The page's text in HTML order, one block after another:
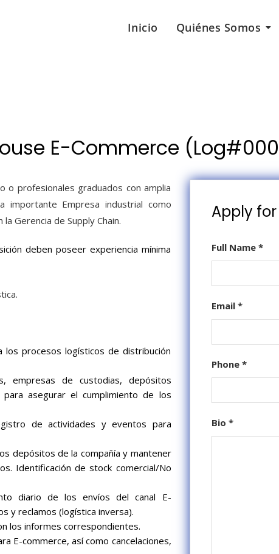
Inicio Quiénes Somos
E-Commerce
o profesionales graduados con amplia
importante Empresa industrial como
la Gerencia de Supply Chain.
deben poseer experiencia mínima
los procesos logísticos de distribución
empresas de custodias, depósitos
asegurar el cumplimiento de los
de actividades y eventos para
depósitos de la compañía y mantener
Identificación de stock comercial/No
diario de los envíos del canal E-
y reclamos (logística inversa).
los informes correspondientes.
E-commerce, así como cancelaciones,
Apply
Full Name *
Email *
Phone *
Bio *